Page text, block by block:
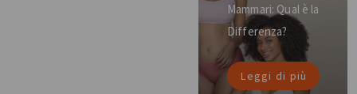
Mammari: Qual è la
Differenza?
Leggi di più